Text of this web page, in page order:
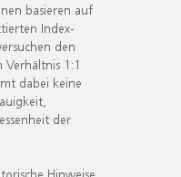
basieren auf
Index-
den
1:1
dabei keine
der